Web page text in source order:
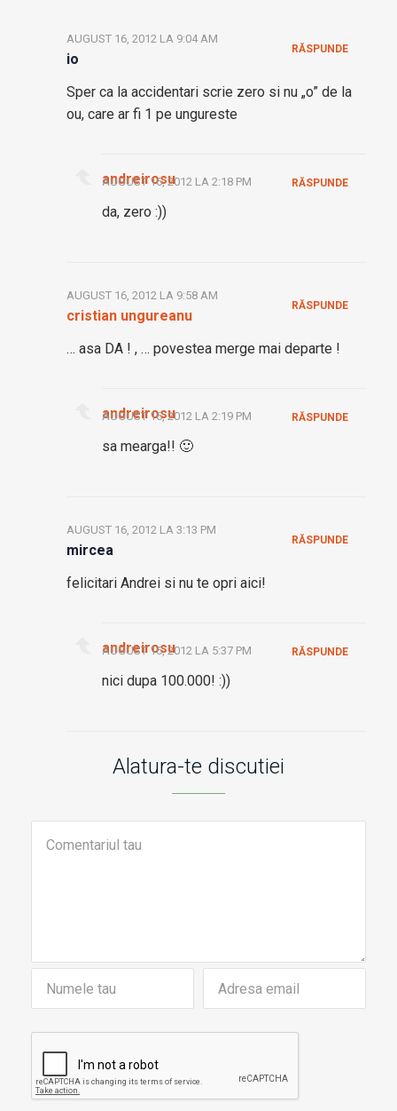
io
AUGUST 16, 2012 LA 9:04 AM
Sper ca la accidentari scrie zero si nu „o” de la
ou, care ar fi 1 pe ungureste
RĂSPUNDE
andreirosu
AUGUST 16, 2012 LA 2:18 PM
da, zero :))
RĂSPUNDE
cristian ungureanu
AUGUST 16, 2012 LA 9:58 AM
… asa DA ! , … povestea merge mai departe !
RĂSPUNDE
andreirosu
AUGUST 16, 2012 LA 2:19 PM
sa mearga!! 🙂
RĂSPUNDE
mircea
AUGUST 16, 2012 LA 3:13 PM
felicitari Andrei si nu te opri aici!
RĂSPUNDE
andreirosu
AUGUST 16, 2012 LA 5:37 PM
nici dupa 100.000! :))
RĂSPUNDE
Alatura-te discutiei